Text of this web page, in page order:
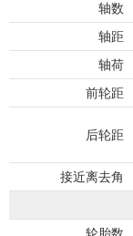
轴数
轴距
轴荷
前轮距
后轮距
接近离去角